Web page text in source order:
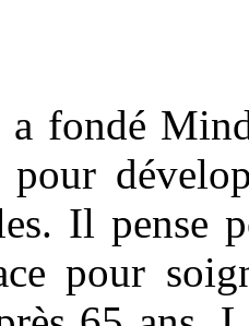
fondé
pour
Il pense
pour